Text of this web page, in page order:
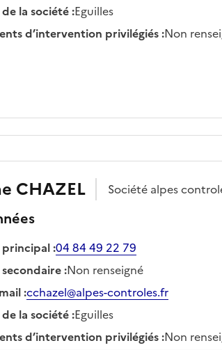
la société:Eguilles
d’intervention privilégiés:Non
CHAZEL Société alpes
principal:04 84 49 22 79
:Non renseigné
:cchazel@alpes-controles.fr
la société:Eguilles
d’intervention privilégiés:Non